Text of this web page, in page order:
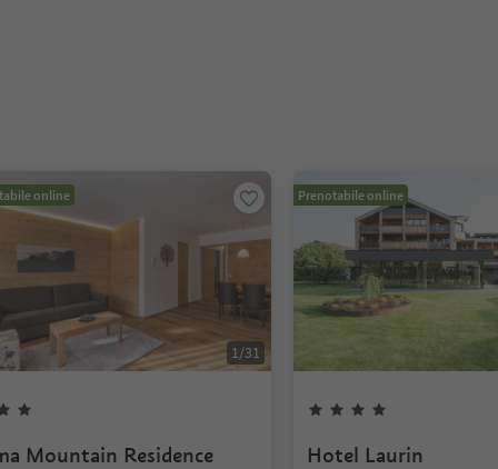
online
1/31
Mountain Residence
Prenotabile online
Hotel Laurin